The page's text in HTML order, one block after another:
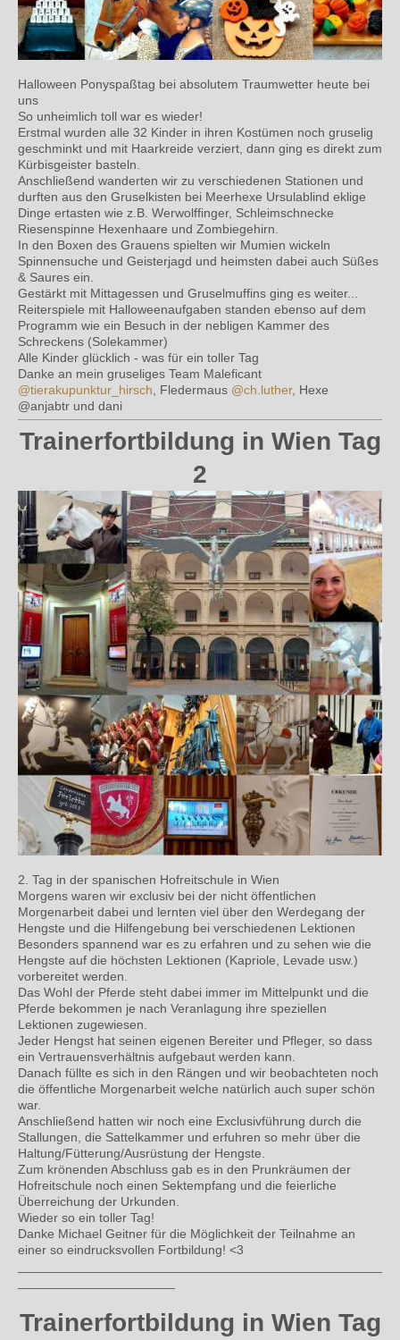
Halloween Ponyspaßtag bei absolutem Traumwetter heute bei
uns
So unheimlich toll war es wieder!
Erstmal wurden alle 32 Kinder in ihren Kostümen noch gruselig
geschminkt und mit Haarkreide verziert, dann ging es direkt zum
Kürbisgeister basteln.
Anschließend wanderten wir zu verschiedenen Stationen und
durften aus den Gruselkisten bei Meerhexe Ursulablind eklige
Dinge ertasten wie z.B. Werwolffinger, Schleimschnecke
Riesenspinne Hexenhaare und Zombiegehirn.
In den Boxen des Grauens spielten wir Mumien wickeln
Spinnensuche und Geisterjagd und heimsten dabei auch Süßes
& Saures ein.
Gestärkt mit Mittagessen und Gruselmuffins ging es weiter...
Reiterspiele mit Halloweenaufgaben standen ebenso auf dem
Programm wie ein Besuch in der nebligen Kammer des
Schreckens (Solekammer)
Alle Kinder glücklich - was für ein toller Tag
Danke an mein gruseliges Team Maleficant
@tierakupunktur_hirsch, Fledermaus @ch.luther, Hexe
@anjabtr und dani
Trainerfortbildung in Wien Tag
2
2. Tag in der spanischen Hofreitschule in Wien
Morgens waren wir exclusiv bei der nicht öffentlichen
Morgenarbeit dabei und lernten viel über den Werdegang der
Hengste und die Hilfengebung bei verschiedenen Lektionen
Besonders spannend war es zu erfahren und zu sehen wie die
Hengste auf die höchsten Lektionen (Kapriole, Levade usw.)
vorbereitet werden.
Das Wohl der Pferde steht dabei immer im Mittelpunkt und die
Pferde bekommen je nach Veranlagung ihre speziellen
Lektionen zugewiesen.
Jeder Hengst hat seinen eigenen Bereiter und Pfleger, so dass
ein Vertrauensverhältnis aufgebaut werden kann.
Danach füllte es sich in den Rängen und wir beobachteten noch
die öffentliche Morgenarbeit welche natürlich auch super schön
war.
Anschließend hatten wir noch eine Exclusivführung durch die
Stallungen, die Sattelkammer und erfuhren so mehr über die
Haltung/Fütterung/Ausrüstung der Hengste.
Zum krönenden Abschluss gab es in den Prunkräumen der
Hofreitschule noch einen Sektempfang und die feierliche
Überreichung der Urkunden.
Wieder so ein toller Tag!
Danke Michael Geitner für die Möglichkeit der Teilnahme an
einer so eindrucksvollen Fortbildung! <3
Trainerfortbildung in Wien Tag